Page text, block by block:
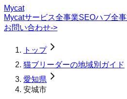
Mycat
Mycatサービス全事業SEOハブ全
お問い合わせ->
トップ
猫ブリーダーの地域別ガイド
愛知県
安城市